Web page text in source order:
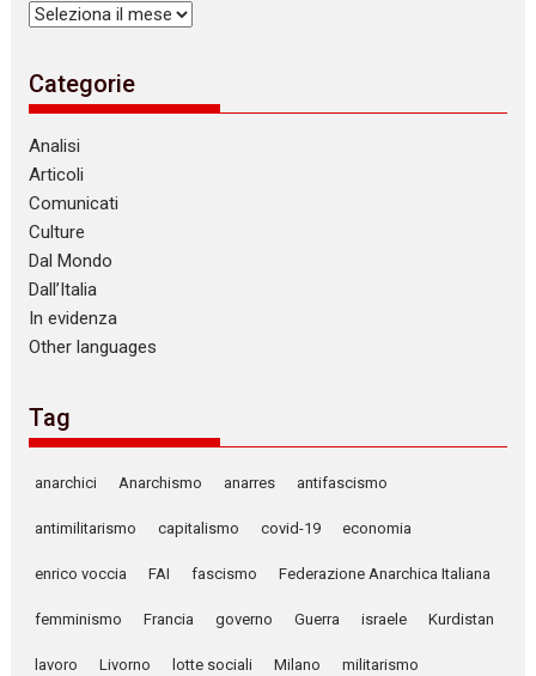
Archivi
Categorie
Analisi
Articoli
Comunicati
Culture
Dal Mondo
Dall’Italia
In evidenza
Other languages
Tag
anarchici Anarchismo anarres antifascismo
antimilitarismo capitalismo covid-19 economia
enrico voccia FAI fascismo Federazione Anarchica Italiana
femminismo Francia governo Guerra israele Kurdistan
lavoro Livorno lotte sociali Milano militarismo